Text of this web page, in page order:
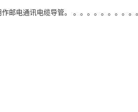
邮电通讯电缆导管。 。。。。。。。。。